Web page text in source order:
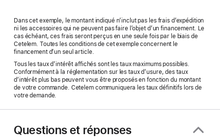
Dans cet exemple, le montant indiqué n’inclut pas les frais d’expédition
ni les accessoires qui ne peuvent pas faire l’objet d’un financement. Le
cas échéant, ces frais seront perçus en une seule fois par le biais de
Cetelem. Toutes les conditions de cet exemple concernent le
financement d’un seul article.
Tous les taux d’intérêt affichés sont les taux maximums possibles.
Conformément à la réglementation sur les taux d’usure, des taux
d’intérêt plus bas peuvent vous être proposés en fonction du montant
de votre commande. Cetelem communiquera les taux définitifs lors de
votre demande.
Questions et réponses